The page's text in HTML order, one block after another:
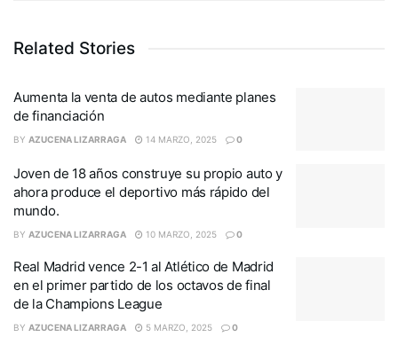
Related Stories
Aumenta la venta de autos mediante planes
de financiación
BY AZUCENA LIZARRAGA 14 MARZO, 2025 0
Joven de 18 años construye su propio auto y
ahora produce el deportivo más rápido del
mundo.
BY AZUCENA LIZARRAGA 10 MARZO, 2025 0
Real Madrid vence 2-1 al Atlético de Madrid
en el primer partido de los octavos de final
de la Champions League
BY AZUCENA LIZARRAGA 5 MARZO, 2025 0